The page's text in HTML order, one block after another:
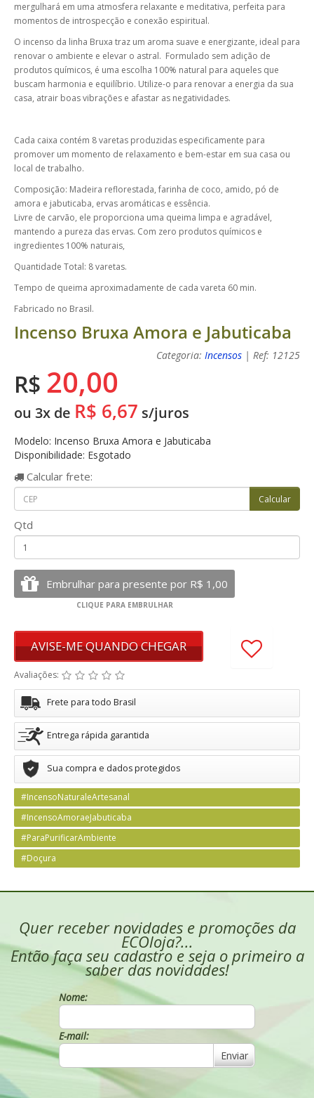
mergulhará em uma atmosfera relaxante e meditativa, perfeita para
momentos de introspecção e conexão espiritual.
O incenso da linha Bruxa traz um aroma suave e energizante, ideal para
renovar o ambiente e elevar o astral. Formulado sem adição de
produtos químicos, é uma escolha 100% natural para aqueles que
buscam harmonia e equilíbrio. Utilize-o para renovar a energia da sua
casa, atrair boas vibrações e afastar as negatividades.
Cada caixa contém 8 varetas produzidas especificamente para
promover um momento de relaxamento e bem-estar em sua casa ou
local de trabalho.
Composição: Madeira reflorestada, farinha de coco, amido, pó de
amora e jabuticaba, ervas aromáticas e essência.
Livre de carvão, ele proporciona uma queima limpa e agradável,
mantendo a pureza das ervas. Com zero produtos químicos e
ingredientes 100% naturais,
Quantidade Total: 8 varetas.
Tempo de queima aproximadamente de cada vareta 60 min.
Fabricado no Brasil.
Incenso Bruxa Amora e Jabuticaba
Categoria: Incensos | Ref: 12125
R$ 20,00
ou 3x de R$ 6,67 s/juros
Modelo: Incenso Bruxa Amora e Jabuticaba
Disponibilidade: Esgotado
Calcular frete:
Qtd
AVISE-ME QUANDO CHEGAR
Avaliações:
Frete para todo Brasil
Entrega rápida garantida
Sua compra e dados protegidos
#IncensoNaturaleArtesanal
#IncensoAmoraeJabuticaba
#ParaPurificarAmbiente
#Doçura
Quer receber novidades e promoções da
ECOloja?...
Então faça seu cadastro e seja o primeiro a
saber das novidades!
Nome:
E-mail:
Enviar